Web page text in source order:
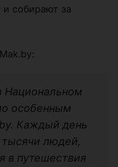
и собирают за
Национальном
особенным
Каждый день
тысячи людей,
в путешествия